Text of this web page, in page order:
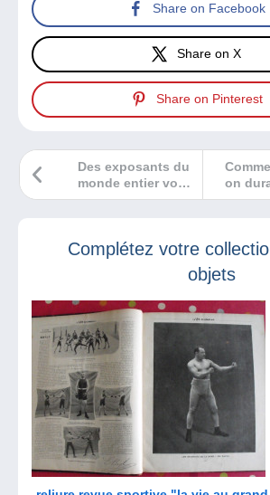
Share on Facebook
Share on X
Share on Pinterest
on
de
Des exposants du
monde entier vous
attendent à la foire
Complétez votre
objets